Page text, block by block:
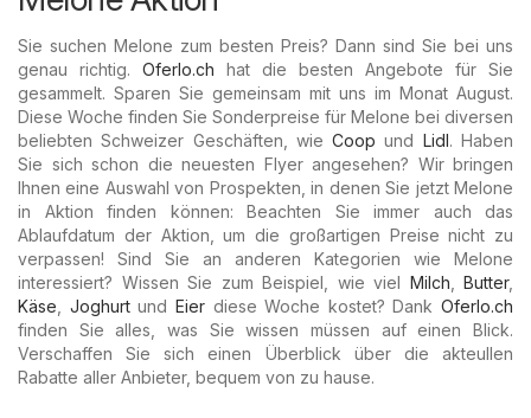
Sie suchen Melone zum besten Preis? Dann sind Sie bei uns
genau richtig. Oferlo.ch hat die besten Angebote für Sie
gesammelt. Sparen Sie gemeinsam mit uns im Monat August.
Diese Woche finden Sie Sonderpreise für Melone bei diversen
beliebten Schweizer Geschäften, wieCoop und Lidl. Haben
Sie sich schon die neuesten Flyer angesehen? Wir bringen
Ihnen eine Auswahl von Prospekten, in denen Sie jetzt Melone
in Aktion finden können: Beachten Sie immer auch das
Ablaufdatum der Aktion, um die großartigen Preise nicht zu
verpassen! Sind Sie an anderen Kategorien wie Melone
interessiert? Wissen Sie zum Beispiel, wie viel Milch Butter,
Käse
Joghurtund Eierdiese Woche kostet? Dank Oferlo.ch
finden Sie alles, was Sie wissen müssen auf einen Blick.
Verschaffen Sie sich einen Überblick über die akteullen
Rabatte aller Anbieter, bequem von zu hause.